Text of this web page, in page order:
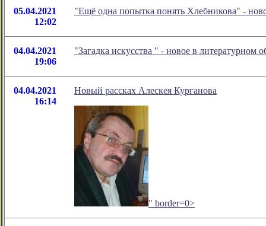
05.04.2021
12:02
"Ещё одна попытка понять Хлебникова" -
04.04.2021
19:06
"Загадка искусства " - новое в
04.04.2021
16:14
Новый рассках Алескея Курганова
" border=0>